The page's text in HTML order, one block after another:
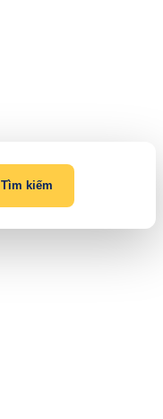
Tìm kiếm